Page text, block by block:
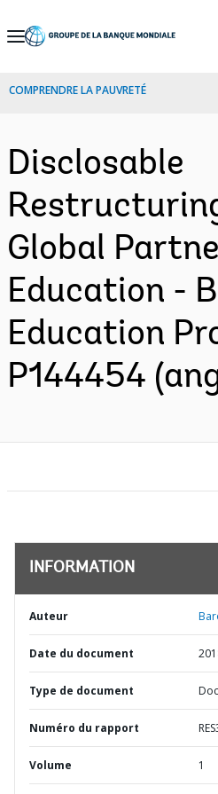
Skip
Navigation
COMPRENDRE LA PAUVRETÉ
Disclosable
Global
Education -
Education
P144454
INFORMATION
Auteur
Date du document
Type de document
Numéro du rapport
Volume 1